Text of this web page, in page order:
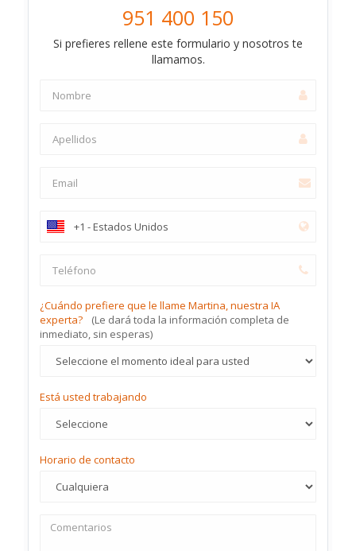
951 400 150
Si prefieres rellene este formulario y nosotros te
llamamos.
¿Cuándo prefiere que le llame Martina, nuestra IA
experta?
(Le dará toda la información completa de
inmediato, sin esperas)
Está usted trabajando
Horario de contacto